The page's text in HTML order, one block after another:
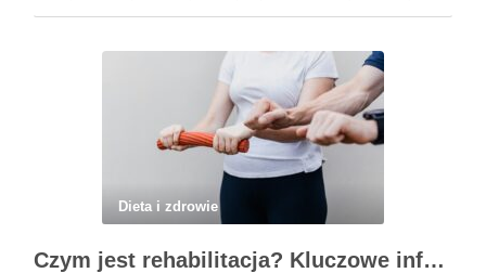
przyzębia, które często pozostają niewidoczne gołym okiem.
Dieta i zdrowie
Czym jest rehabilitacja? Kluczowe informacje, które powinieneś znać